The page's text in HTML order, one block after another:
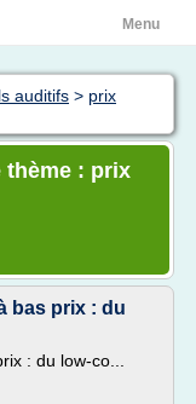
Menu
auditifs > prix
thème : prix
bas prix : du
: du low-co...